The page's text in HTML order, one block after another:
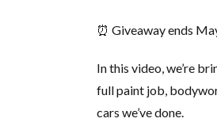
⏰ Giveaway ends
In this video, we’re
full paint job,
cars we’ve done.